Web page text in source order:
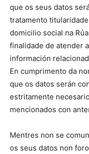
que os seus datos
tratamento
domicilio social na
finalidade de atender
información
En cumprimento da
que os datos serán
estritamente
mencionados con
Mentres non se
os seus datos non